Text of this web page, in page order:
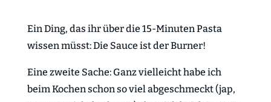
Ein Ding, das ihr über die 15-Minuten Pasta
wissen müsst: Die Sauce ist der Burner!
Eine zweite Sache: Ganz vielleicht habe ich
beim Kochen schon so viel abgeschmeckt (jap,